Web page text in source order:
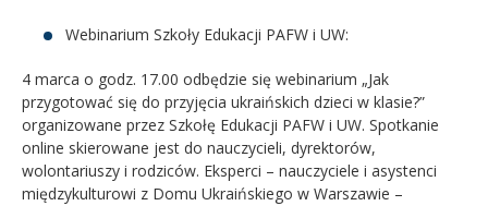
Webinarium Szkoły Edukacji PAFW i UW:
4 marca o godz. 17.00 odbędzie się webinarium „Jak
przygotować się do przyjęcia ukraińskich dzieci w klasie?”
organizowane przez Szkołę Edukacji PAFW i UW. Spotkanie
online skierowane jest do nauczycieli, dyrektorów,
wolontariuszy i rodziców. Eksperci – nauczyciele i asystenci
międzykulturowi z Domu Ukraińskiego w Warszawie –